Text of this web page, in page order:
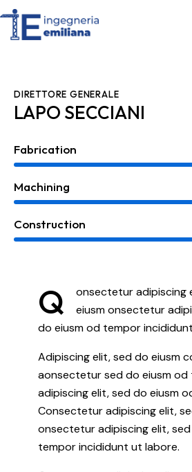
DIRETTORE GENERALE
LAPO SECCIANI
Fabrication
Machining
Construction
Q
onsectetur adipiscing
eiusm onsectetur
do eiusm od tempor
Adipiscing elit, sed do eiusm
aonsectetur sed do eiusm od
adipiscing elit, sed do eiusm
Consectetur adipiscing elit,
onsectetur adipiscing elit,
tempor incididunt ut labore.